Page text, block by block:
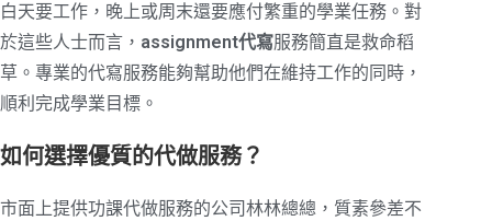
白天要工作，晚上或周末還要應付繁重的學業任務。對
於這些人士而言， assignment代寫服務簡直是救命稻
草。專業的代寫服務能夠幫助他們在維持工作的同時，
順利完成學業目標。
如何選擇優質的代做服務？
市面上提供功課代做服務的公司林林總總，質素參差不